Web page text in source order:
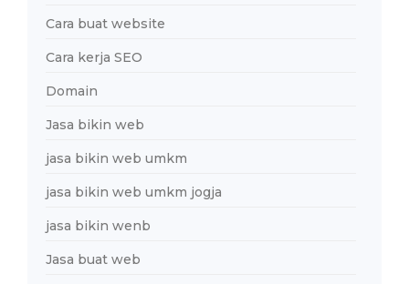
Cara buat website
Cara kerja SEO
Domain
Jasa bikin web
jasa bikin web umkm
jasa bikin web umkm jogja
jasa bikin wenb
Jasa buat web